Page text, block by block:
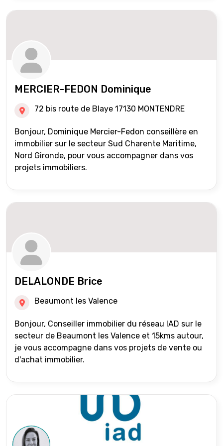
MERCIER-FEDON Dominique
72 bis route de Blaye 17130 MONTENDRE
Bonjour, Dominique Mercier-Fedon conseillère en
immobilier sur le secteur Sud Charente Maritime,
Nord Gironde, pour vous accompagner dans vos
projets immobiliers.
DELALONDE Brice
Beaumont les Valence
Bonjour, Conseiller immobilier du réseau IAD sur le
secteur de Beaumont les Valence et 15kms autour,
je vous accompagne dans vos projets de vente ou
d'achat immobilier.